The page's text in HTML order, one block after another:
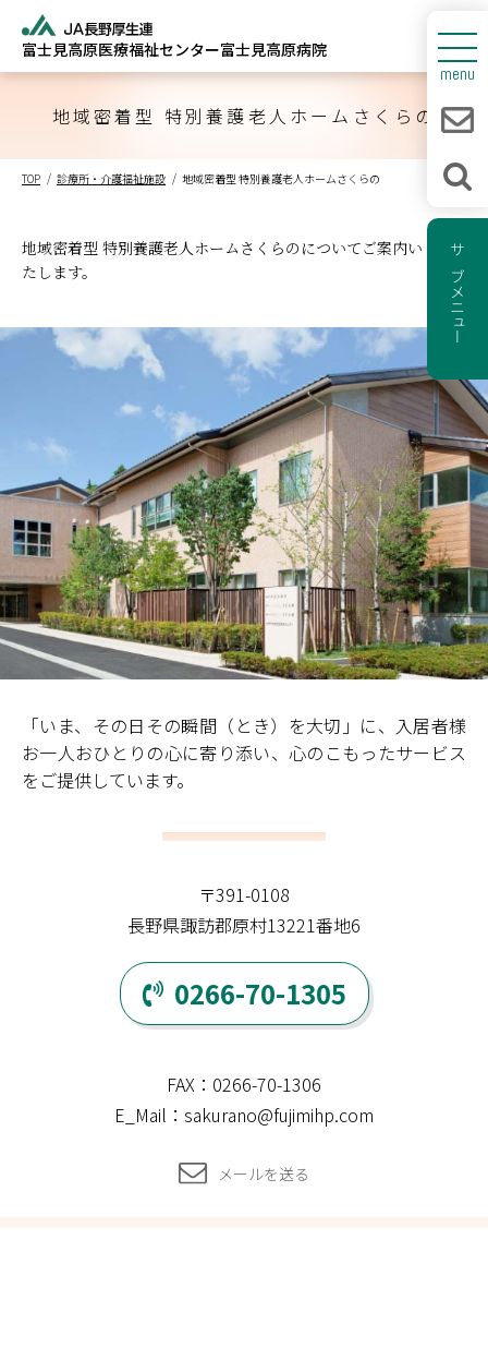
富士見高原医療福祉センター富士見高原病院
センターについて
富士見高原病院
新着情報
menu
サブメニュー
地域密着型 特別養護老人ホームさくらの
TOP 診療所・介護福祉施設 地域密着型 特別養護老人ホームさくらの
地域密着型 特別養護老人ホームさくらのについてご案内い
たします。
「いま、その日その瞬間（とき）を大切」に、入居者様
お一人おひとりの心に寄り添い、心のこもったサービス
をご提供しています。
〒391-0108
長野県諏訪郡原村13221番地6
0266-70-1305
FAX：0266-70-1306
E_Mail：sakurano@fujimihp.com
メールを送る